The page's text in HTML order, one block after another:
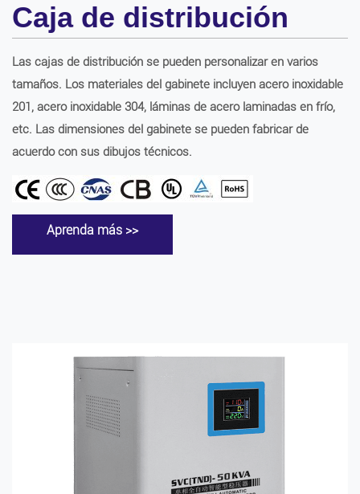
Caja de distribución
Las cajas de distribución se pueden personalizar en varios
tamaños. Los materiales del gabinete incluyen acero inoxidable
201, acero inoxidable 304, láminas de acero laminadas en frío,
etc. Las dimensiones del gabinete se pueden fabricar de
acuerdo con sus dibujos técnicos.
Aprenda más >>